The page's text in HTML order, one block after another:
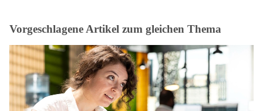
Vorgeschlagene Artikel zum gleichen Thema